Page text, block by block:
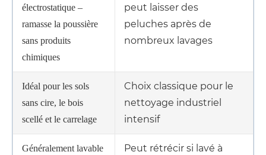
électrostatique –
ramasse la poussière
sans produits
chimiques
peut laisser des
peluches après de
nombreux lavages
Idéal pour les sols
sans cire, le bois
scellé et le carrelage
Choix classique pour le
nettoyage industriel
intensif
Généralement lavable
Peut rétrécir si lavé à